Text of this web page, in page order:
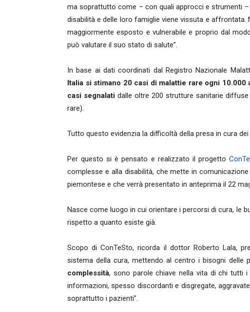
ma soprattutto come – con quali approcci e strumenti
disabilità e delle loro famiglie viene vissuta e
maggiormente esposto e vulnerabile e proprio dal
può valutare il suo stato di salute”.
In base ai dati coordinati dal Registro Nazionale
Italia si stimano 20 casi di malattie rare ogni
casi segnalatidalle oltre 200 strutture sanitarie
rare).
Tutto questo evidenzia la difficoltà della presa in cura
Per questo si è pensato e realizzato il progetto
complesse e alla disabilità, che mette in
piemontese e che verrà presentato in anteprima il 22
Nasce come luogo in cui orientare i percorsi di cura, le
rispetto a quanto esiste già.
Scopo di ConTeSto, ricorda il dottor Roberto Lala,
sistema della cura, mettendo al centro i bisogni delle
complessità, sono parole chiave nella vita di chi tutti
informazioni, spesso discordanti e disgregate,
soprattutto i pazienti”.